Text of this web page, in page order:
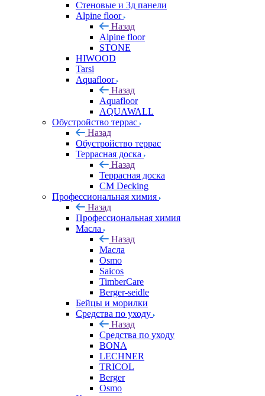
Стеновые и 3д панели
Alpine floor
Назад
Alpine floor
STONE
HIWOOD
Tarsi
Aquafloor
Назад
Aquafloor
AQUAWALL
Обустройство террас
Назад
Обустройство террас
Террасная доска
Назад
Террасная доска
CM Decking
Профессиональная химия
Назад
Профессиональная химия
Масла
Назад
Масла
Osmo
Saicos
TimberCare
Berger-seidle
Бейцы и морилки
Средства по уходу
Назад
Средства по уходу
BONA
LECHNER
TRICOL
Berger
Osmo